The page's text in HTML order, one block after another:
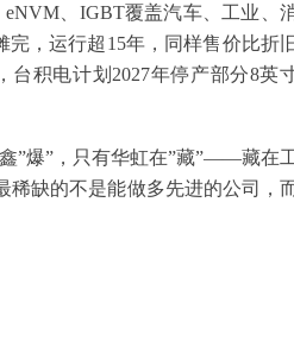
、IGBT覆盖汽车、工业、
，运行超15年，同样售价比折旧
积电计划2027年停产部分8英
”爆”，只有华虹在”藏”——藏在
稀缺的不是能做多先进的公司，